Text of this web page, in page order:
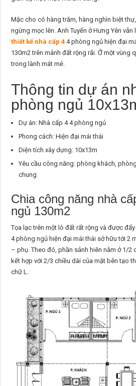
Mặc cho có hàng trăm, hàng nghìn biệt
ngừng mọc lên. Anh Tuyến ở Hưng Yên
thiết kế nhà cấp 4 4 phòng ngủ hiện đại
130m2 trên mảnh đất rộng rãi. Ở một vùng
trong lành mát mẻ.
Thông tin dự án
phòng ngủ
Dự án: Nhà cấp 4 4 phòng ngủ
Phong cách: Hiện đại mái thái
Diện tích xây dựng: 10x13m
Yêu cầu công năng: phòng khách,
chung
Chia công năng nhà
ngủ 130m2
Tọa lạc trên một lô đất rất rộng và được
4 phòng ngủ hiện đại mái thái sở hữu tới 2
– phụ. Theo đó, phần sảnh hiên nằm ở 1/2
kết hợp với 2/3 chiều dài của mặt bên tạo
chữ L.